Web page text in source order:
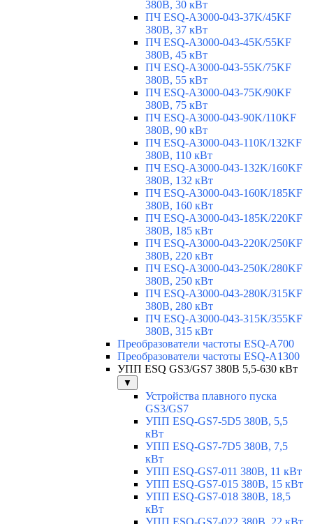
380В, 30 кВт
ПЧ ESQ-A3000-043-37K/45KF
380В, 37 кВт
ПЧ ESQ-A3000-043-45K/55KF
380В, 45 кВт
ПЧ ESQ-A3000-043-55K/75KF
380В, 55 кВт
ПЧ ESQ-A3000-043-75K/90KF
380В, 75 кВт
ПЧ ESQ-A3000-043-90K/110KF
380В, 90 кВт
ПЧ ESQ-A3000-043-110K/132KF
380В, 110 кВт
ПЧ ESQ-A3000-043-132K/160KF
380В, 132 кВт
ПЧ ESQ-A3000-043-160K/185KF
380В, 160 кВт
ПЧ ESQ-A3000-043-185K/220KF
380В, 185 кВт
ПЧ ESQ-A3000-043-220K/250KF
380В, 220 кВт
ПЧ ESQ-A3000-043-250K/280KF
380В, 250 кВт
ПЧ ESQ-A3000-043-280K/315KF
380В, 280 кВт
ПЧ ESQ-A3000-043-315K/355KF
380В, 315 кВт
Преобразователи частоты ESQ-A700
Преобразователи частоты ESQ-A1300
УПП ESQ GS3/GS7 380В 5,5-630 кВт
▼
Устройства плавного пуска
GS3/GS7
УПП ESQ-GS7-5D5 380В, 5,5
кВт
УПП ESQ-GS7-7D5 380В, 7,5
кВт
УПП ESQ-GS7-011 380В, 11 кВт
УПП ESQ-GS7-015 380В, 15 кВт
УПП ESQ-GS7-018 380В, 18,5
кВт